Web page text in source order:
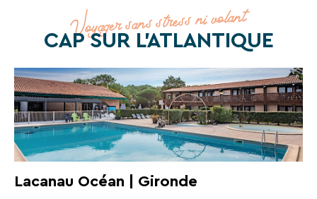
Voyager sans stress ni volant
CAP SUR L'ATLANTIQUE
Lacanau Océan | Gironde
nouveautés,
bons
plans,
promos,
idées
de
séjours
ou